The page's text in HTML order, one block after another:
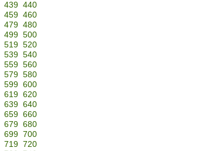
439 440
459 460
479 480
499 500
519 520
539 540
559 560
579 580
599 600
619 620
639 640
659 660
679 680
699 700
719 720